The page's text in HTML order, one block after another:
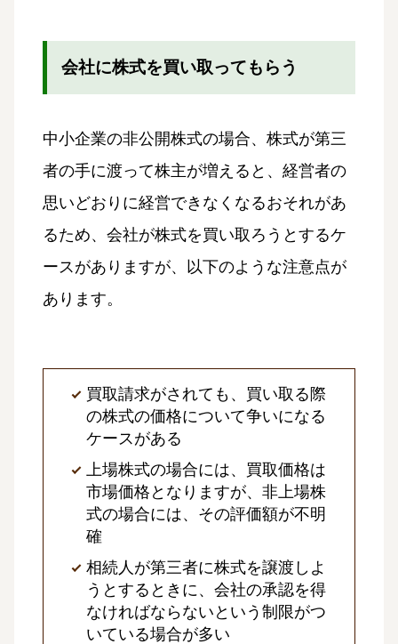
会社に株式を買い取ってもらう
中小企業の非公開株式の場合、株式が第三
者の手に渡って株主が増えると、経営者の
思いどおりに経営できなくなるおそれがあ
るため、会社が株式を買い取ろうとするケ
ースがありますが、以下のような注意点が
あります。
買取請求がされても、買い取る際
の株式の価格について争いになる
ケースがある
上場株式の場合には、買取価格は
市場価格となりますが、非上場株
式の場合には、その評価額が不明
確
相続人が第三者に株式を譲渡しよ
うとするときに、会社の承認を得
なければならないという制限がつ
いている場合が多い